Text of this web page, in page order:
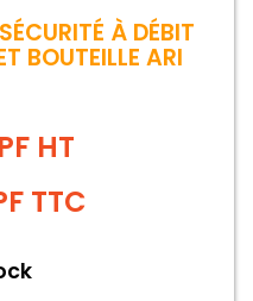
À DÉBIT
BOUTEILLE ARI
HT
TTC